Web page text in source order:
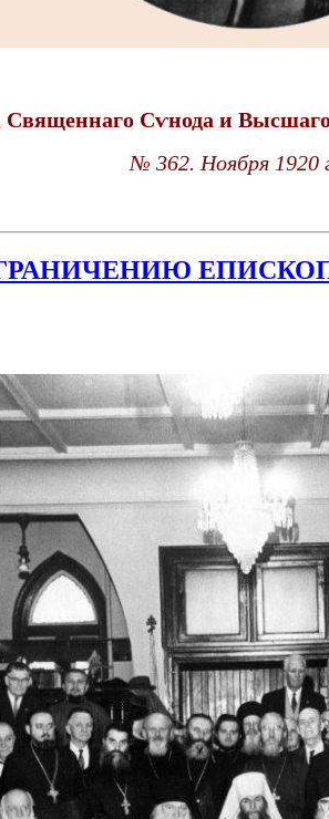
Священнаго Сѵнода и
№ 362. Ноября 1920